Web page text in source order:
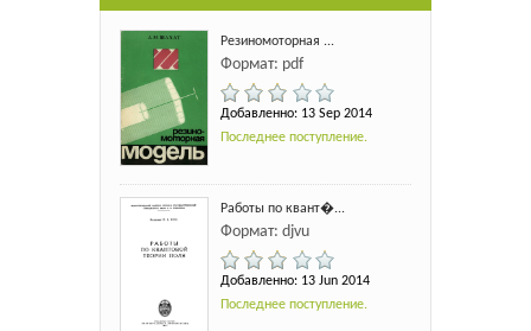
Резиномоторная ...
Формат: pdf
Добавленно: 13 Sep 2014
Последнее поступление.
Работы по квант�...
Формат: djvu
Добавленно: 13 Jun 2014
Последнее поступление.